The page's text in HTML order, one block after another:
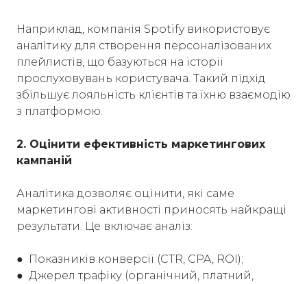
Наприклад, компанія Spotify використовує
аналітику для створення персоналізованих
плейлистів, що базуються на історії
прослуховувань користувача. Такий підхід
збільшує лояльність клієнтів та їхню взаємодію
з платформою.
2. Оцінити ефективність маркетингових
кампаній
Аналітика дозволяє оцінити, які саме
маркетингові активності приносять найкращі
результати. Це включає аналіз:
● Показників конверсії (CTR, CPA, ROI);
● Джерел трафіку (органічний, платний,